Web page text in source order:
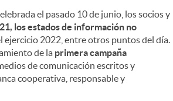
el pasado 10 de junio, los socios y
los estados de información no
ejercicio 2022, entre otros puntos del día.
de la primera campaña
de comunicación escritos y
cooperativa, responsable y